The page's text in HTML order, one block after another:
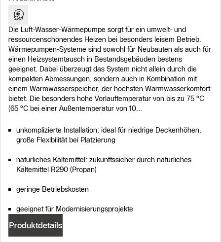
Die Luft-Wasser-Wärmepumpe sorgt für ein umwelt- und
ressourcenschonendes Heizen bei besonders leisem Betrieb.
Wärmepumpen-Systeme sind sowohl für Neubauten als auch für
einen Heizsystemtausch in Bestandsgebäuden bestens
geeignet. Dabei überzeugt das System nicht allein durch die
kompakten Abmessungen, sondern auch in Kombination mit
einem Warmwasserspeicher, der höchsten Warmwasserkomfort
bietet. Die besonders hohe Vorlauftemperatur von bis zu 75 °C
(65 °C bei einer Außentemperatur von 10...
unkomplizierte Installation: ideal für niedrige Deckenhöhen,
große Flexibilität bei Platzierung
natürliches Kältemittel: zukunftssicher durch natürliches
Kältemittel R290 (Propan)
geringe Betriebskosten
geeignet für Modernisierungsprojekte
Produktdetails